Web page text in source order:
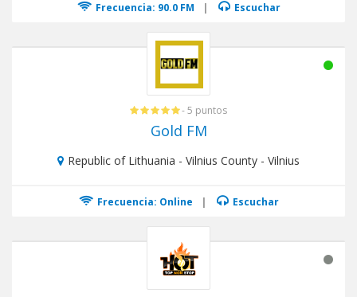
Frecuencia: 90.0 FM | Escuchar
- 5 puntos
Gold FM
Republic of Lithuania - Vilnius County - Vilnius
Frecuencia: Online | Escuchar